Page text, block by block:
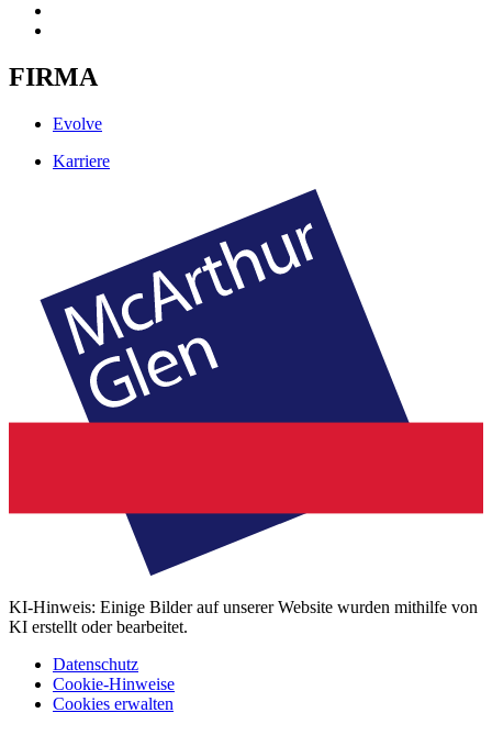
FIRMA
Evolve
Karriere
KI-Hinweis: Einige Bilder auf unserer Website wurden mithilfe von
KI erstellt oder bearbeitet.
Datenschutz
Cookie-Hinweise
Cookies erwalten